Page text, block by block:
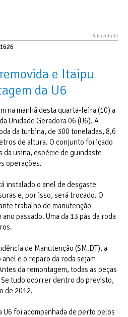
e Itaipu
da U6
na manhã desta quarta-feira (10) a
Unidade Geradora 06 (U6). A
da turbina, de 300 toneladas, 8,6
de altura. O conjunto foi içado
da usina, espécie de guindaste
operações.
instalado o anel de desgaste
e, por isso, será trocado. O
trabalho de manutenção
passado. Uma da 13 pás da roda
de Manutenção (SM.DT), a
e o reparo da roda sejam
da remontagem, todas as peças
tudo ocorrer dentro do previsto,
de 2012.
U6 foi acompanhada de perto pelos